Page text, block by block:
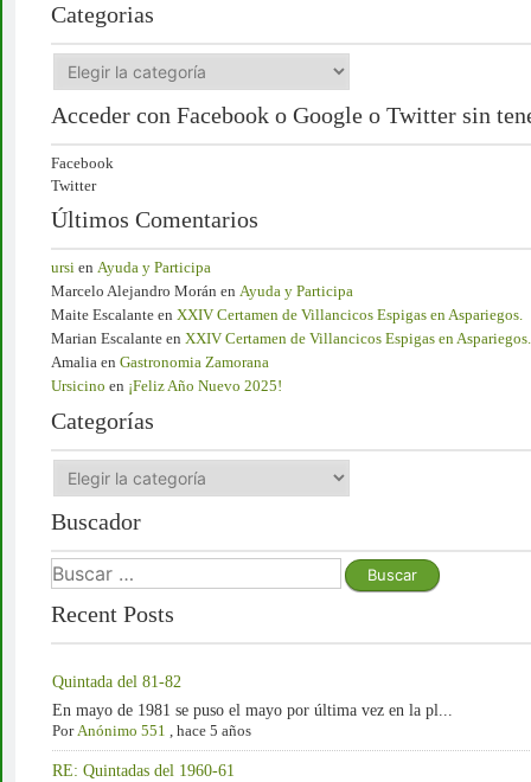
Categorias
Acceder con Facebook o Google o Twitter sin
Facebook
Twitter
Últimos Comentarios
ursi en Ayuda y Participa
Marcelo Alejandro Morán en Ayuda y Participa
Maite Escalante en XXIV Certamen de Villancicos Espigas en Aspariegos.
Marian Escalante en XXIV Certamen de Villancicos Espigas en Aspariegos.
Amalia en Gastronomia Zamorana
Ursicino en ¡Feliz Año Nuevo 2025!
Categorías
Buscador
Recent Posts
Quintada del 81-82
En mayo de 1981 se puso el mayo por última vez en la pl...
PorAnónimo 551 , hace 5 años
RE: Quintadas del 1960-61